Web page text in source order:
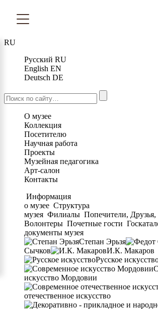
RU
Русский RU
English EN
Deutsch DE
О музее
Коллекция
Посетителю
Научная работа
Проекты
Музейная педагогика
Арт-салон
Контакты
Информация
о музее Структура
музея Филиалы Попечители, Друзья,
Волонтеры Почетные гости
документы музея
Степан Эрьзя
Сычков
И.К. Макаров
Русское
искусство Мордовии
отечественное искусство